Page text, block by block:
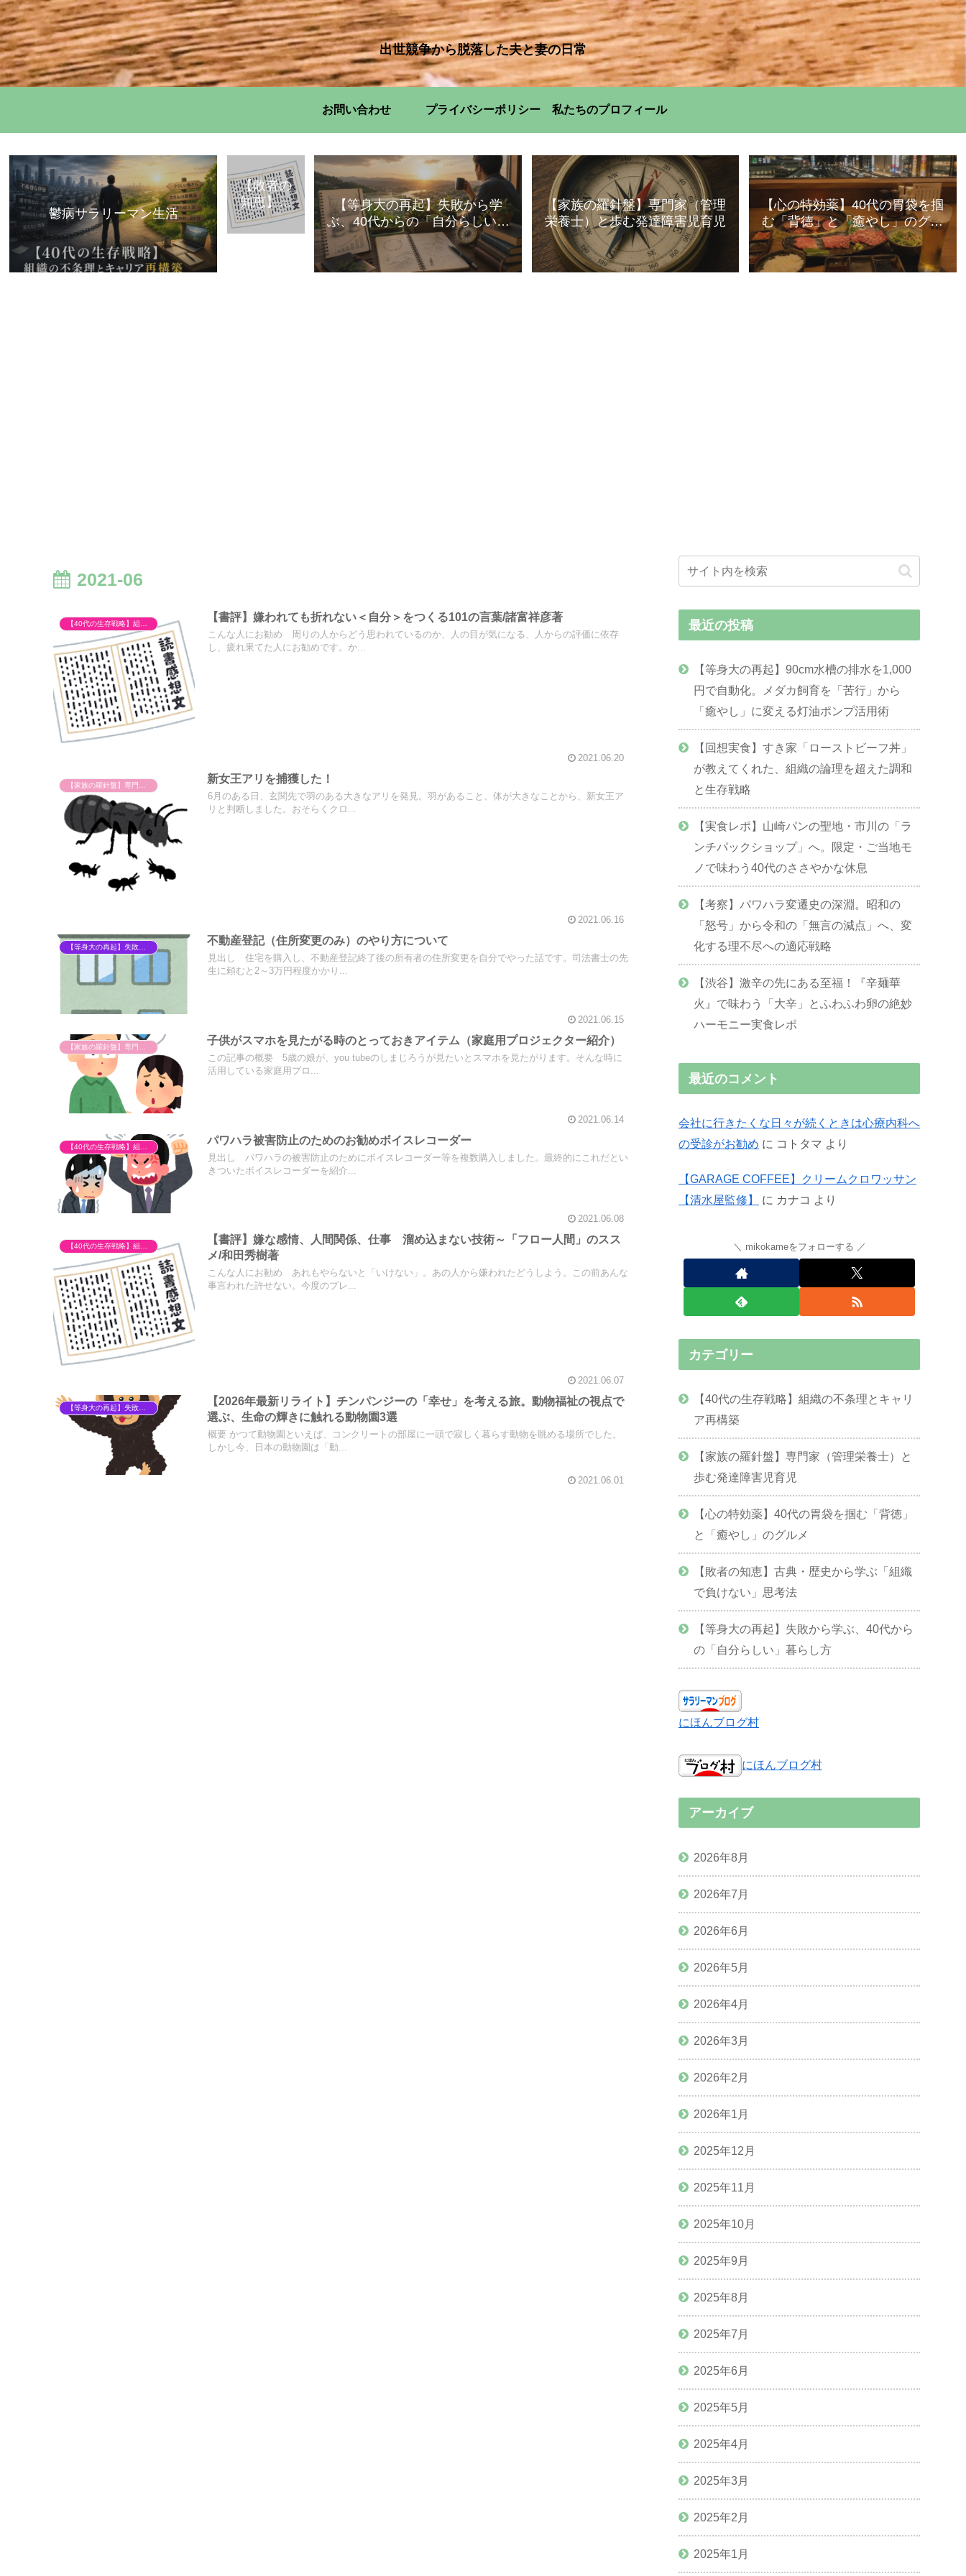
出世競争から脱落した夫と妻の日常
お問い合わせ プライバシーポリシー 私たちのプロフィール
鬱病サラリーマン生活
【敗者の
知恵】古
典・歴史
から学ぶ
【等身大の再起】失敗から学
ぶ、40代からの「自分らしい」
暮らし方
【家族の羅針盤】専門家（管理
栄養士）と歩む発達障害児育児
【心の特効薬】40代の胃袋を掴
む「背徳」と「癒やし」のグル
メ
2021-06
【書評】嫌われても折れない＜自分＞をつくる101の言葉/諸富祥彦著
こんな人にお勧め 周りの人からどう思われているのか、人の目が気になる、人からの評価に依存
し、疲れ果てた人にお勧めです。か...
2021.06.20
新女王アリを捕獲した！
6月のある日、玄関先で羽のある大きなアリを発見。羽があること、体が大きなことから、新女王ア
リと判断しました。おそらくクロ...
2021.06.16
不動産登記（住所変更のみ）のやり方について
見出し 住宅を購入し、不動産登記終了後の所有者の住所変更を自分でやった話です。司法書士の先
生に頼むと2～3万円程度かかり...
2021.06.15
子供がスマホを見たがる時のとっておきアイテム（家庭用プロジェクター紹介）
この記事の概要 5歳の娘が、you tubeのしまじろうが見たいとスマホを見たがります。そんな時に
活用している家庭用プロ...
2021.06.14
パワハラ被害防止のためのお勧めボイスレコーダー
見出し パワハラの被害防止のためにボイスレコーダー等を複数購入しました。最終的にこれだとい
きついたボイスレコーダーを紹介...
2021.06.08
【40代の生存戦略】組織の不条理とキャリア再構築
【書評】嫌な感情、人間関係、仕事 溜め込まない技術～「フロー人間」のスス
メ/和田秀樹著
こんな人にお勧め あれもやらないと「いけない」。あの人から嫌われたどうしよう。この前あんな
事言われた許せない。今度のプレ...
2021.06.07
【等身大の再起】失敗から学ぶ、40代からの「自分らしい」暮らし方
【2026年最新リライト】チンパンジーの「幸せ」を考える旅。動物福祉の視点で
選ぶ、生命の輝きに触れる動物園3選
概要 かつて動物園といえば、コンクリートの部屋に一頭で寂しく暮らす動物を眺める場所でした。
しかし今、日本の動物園は「動...
2021.06.01
最近の投稿
【等身大の再起】90cm水槽の排水を1,000
円で自動化。メダカ飼育を「苦行」から
「癒やし」に変える灯油ポンプ活用術
【回想実食】すき家「ローストビーフ丼」
が教えてくれた、組織の論理を超えた調和
と生存戦略
【実食レポ】山崎パンの聖地・市川の「ラ
ンチパックショップ」へ。限定・ご当地モ
ノで味わう40代のささやかな休息
【考察】パワハラ変遷史の深淵。昭和の
「怒号」から令和の「無言の減点」へ、変
化する理不尽への適応戦略
【渋谷】激辛の先にある至福！『辛麺華
火』で味わう「大辛」とふわふわ卵の絶妙
ハーモニー実食レポ
最近のコメント
会社に行きたくな日々が続くときは心療内科へ
の受診がお勧め に コトタマ より
【GARAGE COFFEE】クリームクロワッサン
【清水屋監修】
に カナコ より
mikokameをフォローする
カテゴリー
【40代の生存戦略】組織の不条理とキャリ
ア再構築
【家族の羅針盤】専門家（管理栄養士）と
歩む発達障害児育児
【心の特効薬】40代の胃袋を掴む「背徳」
と「癒やし」のグルメ
【敗者の知恵】古典・歴史から学ぶ「組織
で負けない」思考法
【等身大の再起】失敗から学ぶ、40代から
の「自分らしい」暮らし方
にほんブログ村
にほんブログ村
アーカイブ
2026年8月
2026年7月
2026年6月
2026年5月
2026年4月
2026年3月
2026年2月
2026年1月
2025年12月
2025年11月
2025年10月
2025年9月
2025年8月
2025年7月
2025年6月
2025年5月
2025年4月
2025年3月
2025年2月
2025年1月